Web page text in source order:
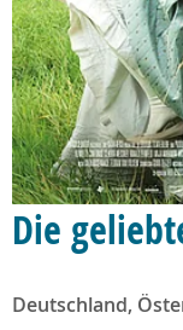
Die
Deutschland,